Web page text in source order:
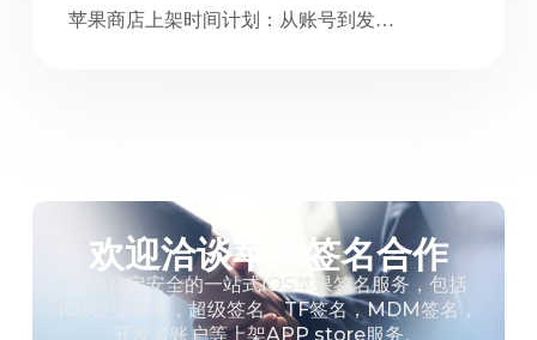
苹果商店上架时间计划：从账号到发…
欢迎洽谈苹果签名合作
提供稳定安全的一站式iOS苹果签名服务，包括
iOS企业签名，超级签名，TF签名，MDM签名，
开发者账户等上架APP store服务。